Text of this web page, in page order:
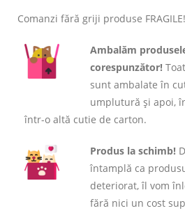
Comanzi fără griji produse FRAGILE!
Ambalăm
corespunzător!
sunt ambalate în
umplutură și apoi,
într-o altă cutie de carton.
Produs la schimb!
întamplă ca
deteriorat, îl vom
fără nici un cost